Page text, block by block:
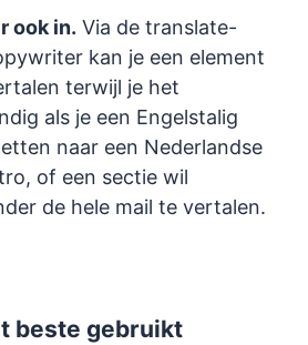
ook in. Via de translate-
kan je een element
terwijl je het
als je een Engelstalig
naar een Nederlandse
of een sectie wil
de hele mail te vertalen.
beste gebruikt